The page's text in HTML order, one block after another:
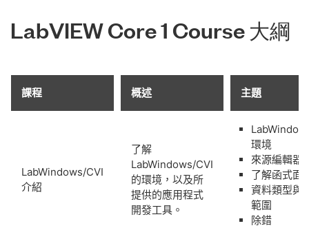
LabVIEW Core 1 Course 大綱
課程 概述 主題
LabWindows/CVI​
介紹
了解
LabWindows/CVI
的環境，以及所
提供的應用程式
開發工具。
環境
來源編輯器
了解函式面
資料類型與
範圍
除錯 ​